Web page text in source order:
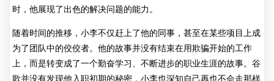
时，他展现了出色的解决问题的能力。
随着时间的推移，小李不仅赶上了他的同事，甚至在某些项目上成
为了团队中的佼佼者。他的故事并没有结束在用欺骗开始的工作
上，而是转变成了一个勤奋学习、不断进步的职业生涯的故事。谷
歌并没有发现他入职初期的秘密，小李也深知自己再也不会走那样